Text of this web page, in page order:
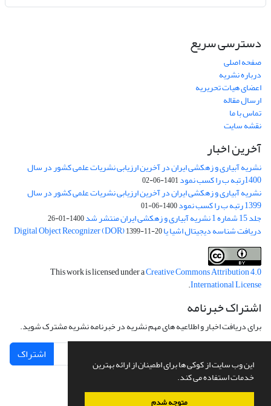
این وب سایت از کوکی ها برای اطمینان از ارائه بهترین
خدمات استفاده می کند.
متوجه شدم
دسترسی سریع
صفحه اصلی
درباره نشریه
اعضای هیات تحریریه
ارسال مقاله
تماس با ما
نقشه سایت
آخرین اخبار
نشریه آبیاری و زهکشی ایران در آخرین ارزیابی نشریات علمی کشور در سال
1400رتبه ب را کسب نمود 1401-06-02
نشریه آبیاری و زهکشی ایران در آخرین ارزیابی نشریات علمی کشور در سال
1399 رتبه ب را کسب نمود 1400-06-01
جلد 15 شماره 1 نشریه آبیاری و زهکشی ایران منتشر شد 1400-01-26
دریافت شناسه دیجیتال اشیا یا Digital Object Recognizer (DOR)1399-11-20
This work is licensed under aCreative Commons Attribution 4.0
International License
.
اشتراک خبرنامه
برای دریافت اخبار و اطلاعیه های مهم نشریه در خبرنامه نشریه مشترک شوید.
اشتراک